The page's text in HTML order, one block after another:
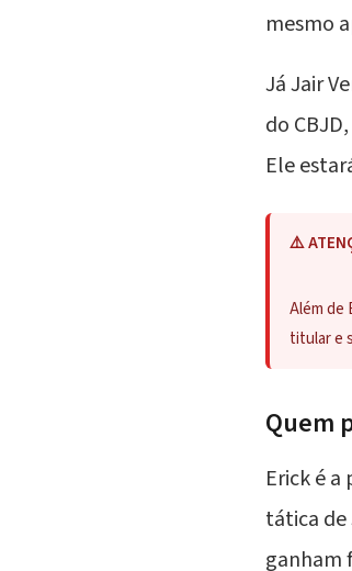
mesmo
Já Jair
do
Ele
⚠️
Além de
titular e
Quem
Erick é
tática de
ganham